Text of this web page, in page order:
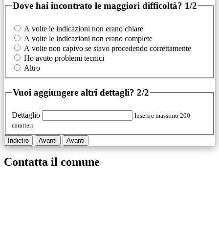
Dove hai incontrato le maggiori difficoltà? 1/2
A volte le indicazioni non erano chiare
A volte le indicazioni non erano complete
A volte non capivo se stavo procedendo correttamente
Ho avuto problemi tecnici
Altro
Vuoi aggiungere altri dettagli? 2/2
Dettaglio
Inserire massimo 200
caratteri
Indietro Avanti Avanti
Contatta il comune